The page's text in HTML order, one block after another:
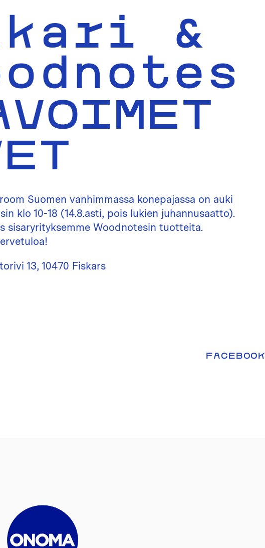
&
Suomen vanhimmassa konepajassa on auki
klo 10-18 (14.8.asti, pois lukien juhannusaatto).
sisaryrityksemme Woodnotesin tuotteita.
13, 10470 Fiskars
FACEBOOK